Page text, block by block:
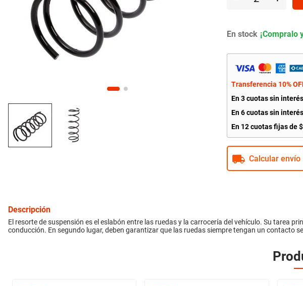
En stock
Transferencia 10%
En3cuotas sin
En6cuotas sin
En 12cuotas fijas de$
Calcular envío
Descripción
El resorte de suspensión es el eslabón entre las ruedas y la carrocería del vehículo. Su tarea
conducción. En segundo lugar, deben garantizar que las ruedas siempre tengan un contacto
10. citroen c4